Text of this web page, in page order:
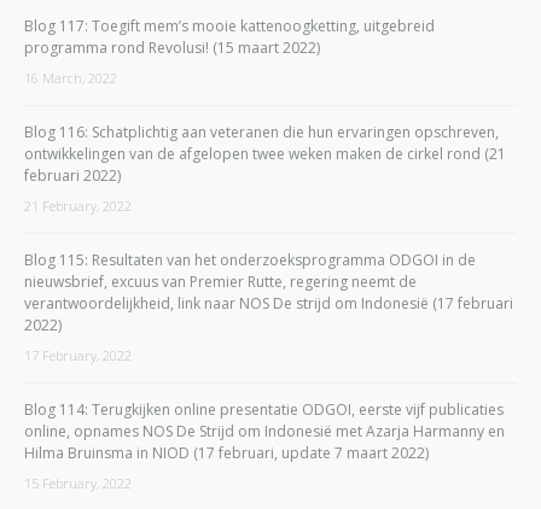
Blog 117: Toegift mem’s mooie kattenoogketting, uitgebreid
programma rond Revolusi! (15 maart 2022)
16 March, 2022
Blog 116: Schatplichtig aan veteranen die hun ervaringen opschreven,
ontwikkelingen van de afgelopen twee weken maken de cirkel rond (21
februari 2022)
21 February, 2022
Blog 115: Resultaten van het onderzoeksprogramma ODGOI in de
nieuwsbrief, excuus van Premier Rutte, regering neemt de
verantwoordelijkheid, link naar NOS De strijd om Indonesië (17 februari
2022)
17 February, 2022
Blog 114: Terugkijken online presentatie ODGOI, eerste vijf publicaties
online, opnames NOS De Strijd om Indonesië met Azarja Harmanny en
Hilma Bruinsma in NIOD (17 februari, update 7 maart 2022)
15 February, 2022